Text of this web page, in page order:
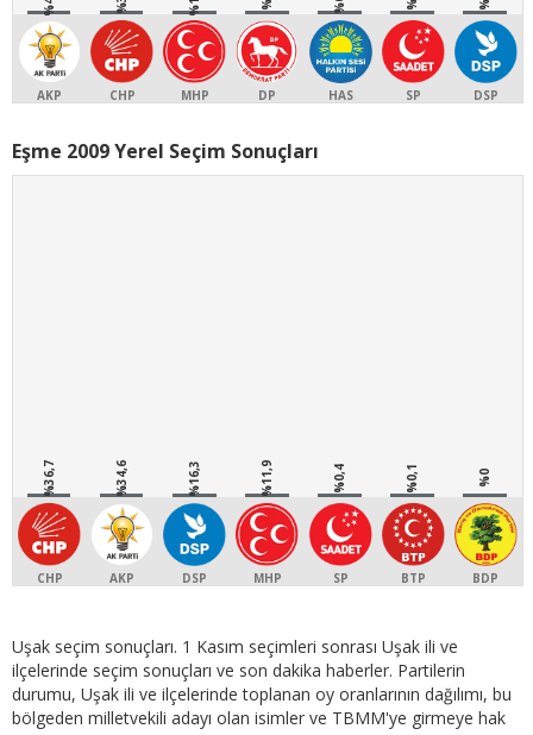
AKP CHP MHP DP HAS SP DSP
Eşme 2009 Yerel Seçim Sonuçları
%36,7
CHP
%34,6
AKP
%16,3
DSP
%11,9
MHP
%0,4
SP
%0,1
BTP
%0
BDP
Uşak seçim sonuçları. 1 Kasım seçimleri sonrası Uşak ili ve
ilçelerinde seçim sonuçları ve son dakika haberler. Partilerin
durumu, Uşak ili ve ilçelerinde toplanan oy oranlarının dağılımı, bu
bölgeden milletvekili adayı olan isimler ve TBMM'ye girmeye hak